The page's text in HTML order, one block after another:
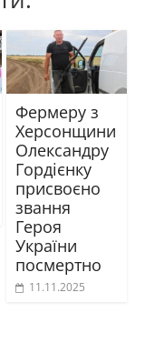
Фермеру з
Херсонщини
Олександру
Гордієнку
присвоєно
звання
Героя
України
посмертно
11.11.2025